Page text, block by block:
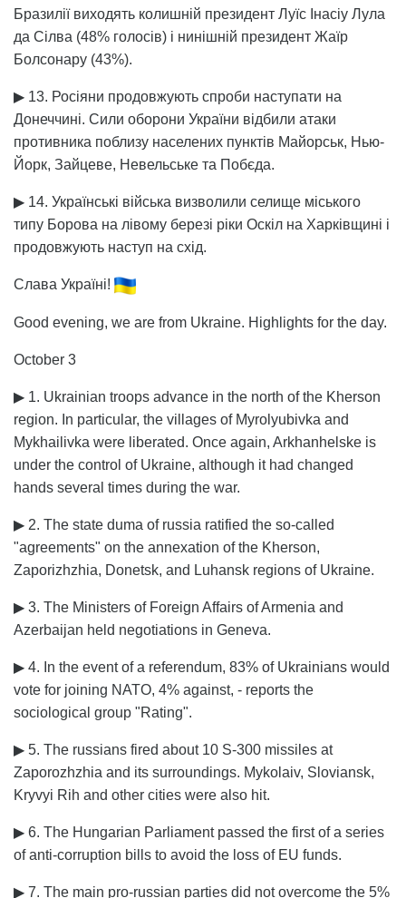
Бразилії виходять колишній президент Луїс Інасіу Лула
да Сілва (48% голосів) і нинішній президент Жаїр
Болсонару (43%).
▶ 13. Росіяни продовжують спроби наступати на
Донеччині. Сили оборони України відбили атаки
противника поблизу населених пунктів Майорськ, Нью-
Йорк, Зайцеве, Невельське та Побєда.
▶ 14. Українські війська визволили селище міського
типу Борова на лівому березі ріки Оскіл на Харківщині і
продовжують наступ на схід.
Слава Україні!
Good evening, we are from Ukraine. Highlights for the day.
October 3
▶ 1. Ukrainian troops advance in the north of the Kherson
region. In particular, the villages of Myrolyubivka and
Mykhailivka were liberated. Once again, Arkhanhelske is
under the control of Ukraine, although it had changed
hands several times during the war.
▶ 2. The state duma of russia ratified the so-called
"agreements" on the annexation of the Kherson,
Zaporizhzhia, Donetsk, and Luhansk regions of Ukraine.
▶ 3. The Ministers of Foreign Affairs of Armenia and
Azerbaijan held negotiations in Geneva.
▶ 4. In the event of a referendum, 83% of Ukrainians would
vote for joining NATO, 4% against, - reports the
sociological group "Rating".
▶ 5. The russians fired about 10 S-300 missiles at
Zaporozhzhia and its surroundings. Mykolaiv, Sloviansk,
Kryvyi Rih and other cities were also hit.
▶ 6. The Hungarian Parliament passed the first of a series
of anti-corruption bills to avoid the loss of EU funds.
▶ 7. The main pro-russian parties did not overcome the 5%